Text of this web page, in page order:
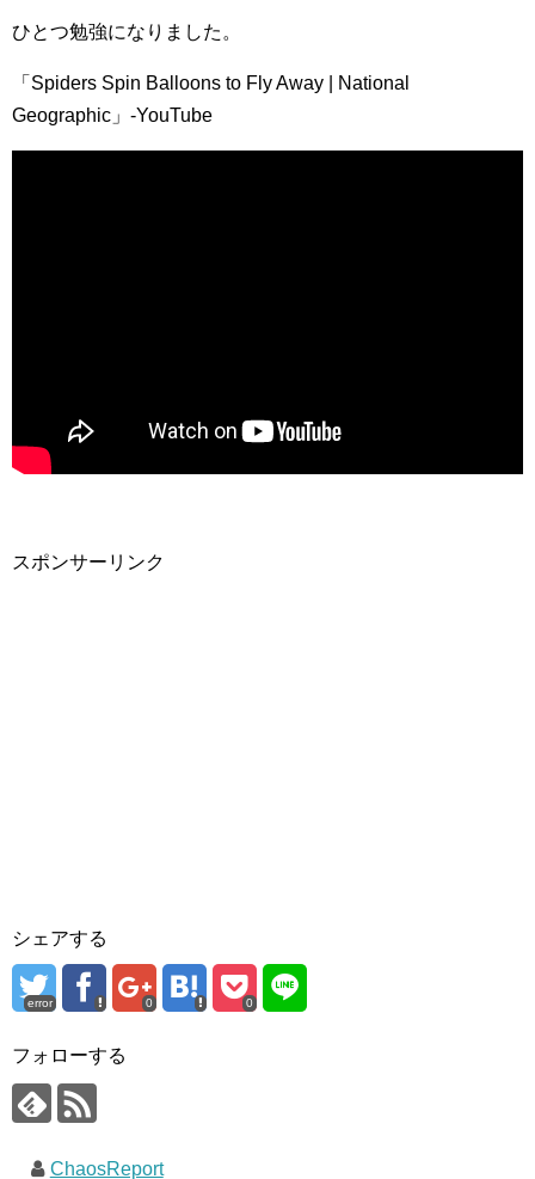
ひとつ勉強になりました。
「Spiders Spin Balloons to Fly Away | National
Geographic」-YouTube
スポンサーリンク
シェアする
error 0 0
フォローする
ChaosReport